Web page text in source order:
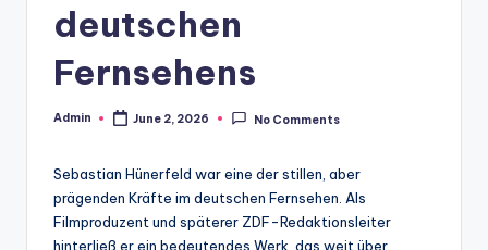
deutschen
Fernsehens
Posted
Admin June 2, 2026 No Comments
Sebastian Hünerfeld war eine der stillen, aber
prägenden Kräfte im deutschen Fernsehen. Als
Filmproduzent und späterer ZDF-Redaktionsleiter
hinterließ er ein bedeutendes Werk, das weit über